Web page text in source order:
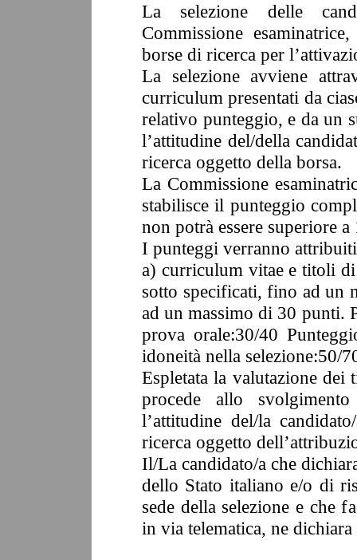
La selezione delle
Commissione
borse di ricerca per
La selezione avviene
curriculum presentati da
relativo punteggio, e da un
l’attitudine del/della
ricerca oggetto della borsa.
La Commissione
stabilisce il punteggio
non potrà essere superiore
I punteggi verranno
a) curriculum vitae e titoli
sotto specificati, fino ad un
ad un massimo di 30 punti.
prova orale:30/40
idoneità nella selezione:50/
Espletata la valutazione
procede allo
l’attitudine del/la
ricerca oggetto
Il/La candidato/a che
dello Stato italiano e/o di
sede della selezione e che
in via telematica, ne